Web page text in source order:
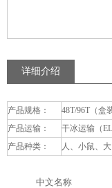
详细介绍
产品规格：
48T/96T（盒
产品运输：
干冰运输（
产品种类：
人、小鼠、
中文名称 英